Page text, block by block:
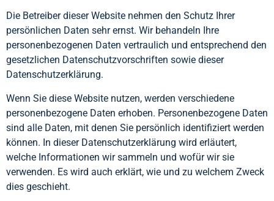
Die Betreiber dieser Website nehmen den Schutz Ihrer
persönlichen Daten sehr ernst. Wir behandeln Ihre
personenbezogenen Daten vertraulich und entsprechend den
gesetzlichen Datenschutzvorschriften sowie dieser
Datenschutzerklärung.
Wenn Sie diese Website nutzen, werden verschiedene
personenbezogene Daten erhoben. Personenbezogene Daten
sind alle Daten, mit denen Sie persönlich identifiziert werden
können. In dieser Datenschutzerklärung wird erläutert,
welche Informationen wir sammeln und wofür wir sie
verwenden. Es wird auch erklärt, wie und zu welchem Zweck
dies geschieht.